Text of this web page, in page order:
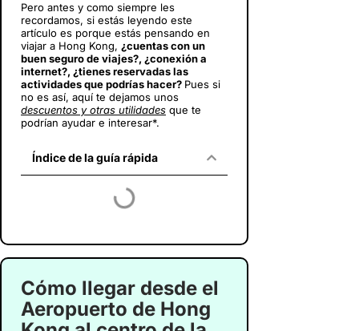
Pero antes y como siempre les
recordamos, si estás leyendo este
artículo es porque estás pensando en
viajar a Hong Kong, ¿cuentas con un
buen seguro de viajes?, ¿conexión a
internet?, ¿tienes reservadas las
actividades que podrías hacer? Pues si
no es así, aquí te dejamos unos
descuentos y otras utilidades que te
podrían ayudar e interesar*.
Índice de la guía rápida
Cómo llegar desde el
Aeropuerto de Hong